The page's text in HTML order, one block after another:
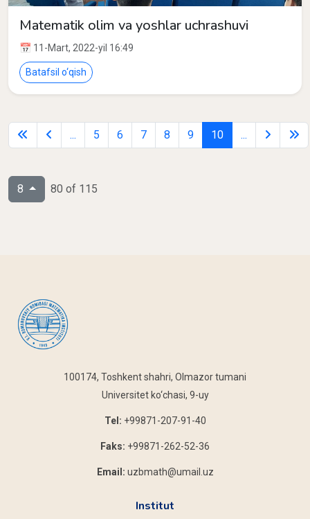
Matematik olim va yoshlar uchrashuvi
📅 11-Mart, 2022-yil 16:49
Batafsil o‘qish
... 5 6 7 8 9 10 ...
8 80 of 115
100174, Toshkent shahri, Olmazor tumani
Universitet ko‘chasi, 9-uy
Tel: +99871-207-91-40
Faks: +99871-262-52-36
Email: uzbmath@umail.uz
Institut